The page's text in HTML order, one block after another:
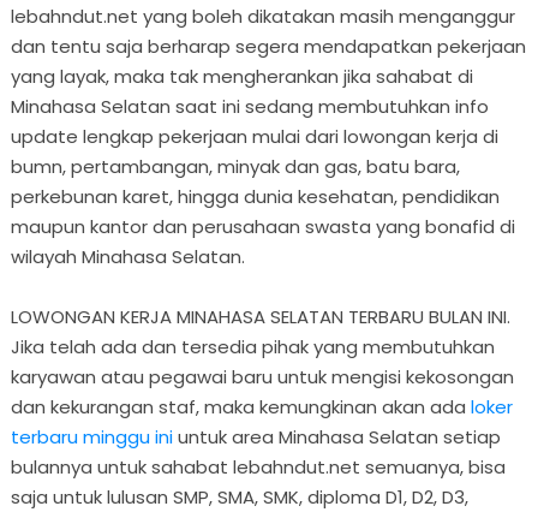
lebahndut.net yang boleh dikatakan masih menganggur
dan tentu saja berharap segera mendapatkan pekerjaan
yang layak, maka tak mengherankan jika sahabat di
Minahasa Selatan saat ini sedang membutuhkan info
update lengkap pekerjaan mulai dari lowongan kerja di
bumn, pertambangan, minyak dan gas, batu bara,
perkebunan karet, hingga dunia kesehatan, pendidikan
maupun kantor dan perusahaan swasta yang bonafid di
wilayah Minahasa Selatan.
LOWONGAN KERJA MINAHASA SELATAN TERBARU BULAN INI.
Jika telah ada dan tersedia pihak yang membutuhkan
karyawan atau pegawai baru untuk mengisi kekosongan
dan kekurangan staf, maka kemungkinan akan ada loker
terbaru minggu iniuntuk area Minahasa Selatan setiap
bulannya untuk sahabat lebahndut.net semuanya, bisa
saja untuk lulusan SMP, SMA, SMK, diploma D1, D2, D3,